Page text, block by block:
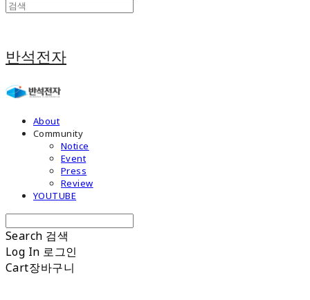
반석전자
About
Community
Notice
Event
Press
Review
YOUTUBE
Search 검색
Log In 로그인
Cart장바구니